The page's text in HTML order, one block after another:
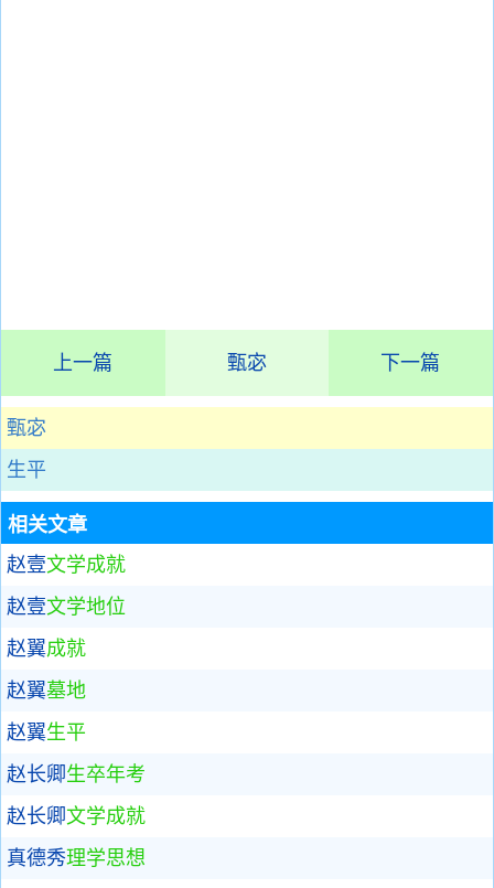
上一篇 甄宓 下一篇
甄宓
生平
相关文章
赵壹文学成就
赵壹文学地位
赵翼成就
赵翼墓地
赵翼生平
赵长卿生卒年考
赵长卿文学成就
真德秀理学思想